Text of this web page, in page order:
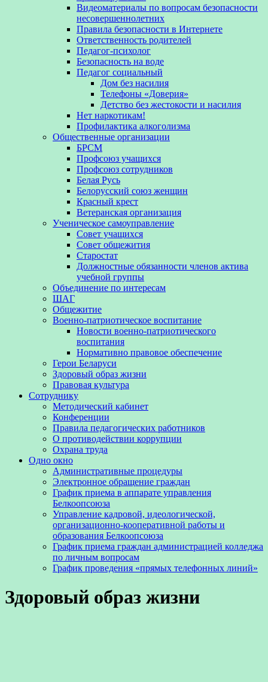
Видеоматериалы по вопросам безопасности
несовершеннолетних
Правила безопасности в Интернете
Ответственность родителей
Педагог-психолог
Безопасность на воде
Педагог социальный
Дом без насилия
Телефоны «Доверия»
Детство без жестокости и насилия
Нет наркотикам!
Профилактика алкоголизма
Общественные организации
БРСМ
Профсоюз учащихся
Профсоюз сотрудников
Белая Русь
Белорусский союз женщин
Красный крест
Ветеранская организация
Ученическое самоуправление
Совет учащихся
Совет общежития
Старостат
Должностные обязанности членов актива
учебной группы
Объединение по интересам
ШАГ
Общежитие
Военно-патриотическое воспитание
Новости военно-патриотического
воспитания
Нормативно правовое обеспечение
Герои Беларуси
Здоровый образ жизни
Правовая культура
Сотруднику
Методический кабинет
Конференции
Правила педагогических работников
О противодействии коррупции
Охрана труда
Одно окно
Административные процедуры
Электронное обращение граждан
График приема в аппарате управления
Белкоопсоюза
Управление кадровой, идеологической,
организационно-кооперативной работы и
образования Белкоопсоюза
График приема граждан администрацией колледжа
по личным вопросам
График проведения «прямых телефонных линий»
Здоровый образ жизни